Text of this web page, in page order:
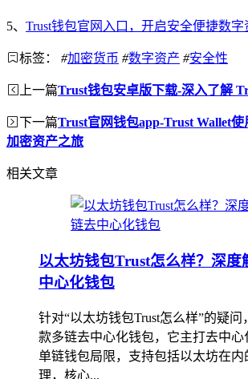
5、 Trust钱包官网入口，开启安全便捷数字
标签： #加密货币 #数字资产 #安全性
上一篇Trust钱包安卓版下载-深入了解
下一篇Trust官网钱包app-Trust Wallet
加密资产之旅
相关文章
以太坊钱包Trust怎么样？深度
中心化钱包
针对“以太坊钱包Trust怎么样”的疑
款多链去中心化钱包，它主打去中
单链钱包局限，支持包括以太坊在内
理，核心...